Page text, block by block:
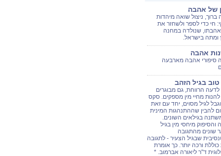
של אהבה
ברוך, ניצול שואה מיהדות
חי כדי לספר ולשחזר את
אהבתו, שנולדה במחנה
ומתה בישראל.
סיפורי אהבה מארבעה
בגיל הזהב
לדעה הרווחת, גם מבוגרים
להנות מחיי מין מספקים. סקס
לגיל מסוים, יחד עם זאת
להבין שההתנהגות המינית
בגילאים השונים.
והסיפוק מיחסי מין בגיל
שונים מהתגובה
שבגיל הצעיר - לתגובה
כוללת ורכה יותר. כך אומרת
ד"ר ליאורה אברמוב. *